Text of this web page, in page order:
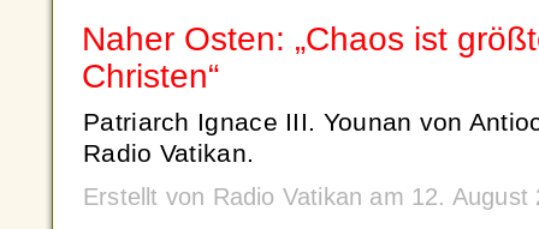
Naher Osten: „Chaos ist
Christen“
Patriarch Ignace III. Younan von
Radio Vatikan.
Erstellt von Radio Vatikan am 12.